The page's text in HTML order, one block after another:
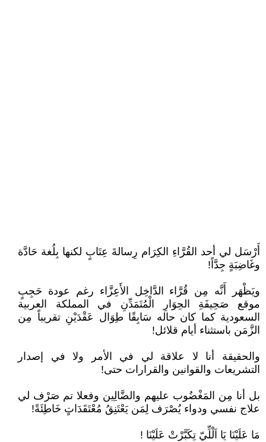
أَرْسَل لي أحد القُرَّاءِ الكِرَام رِسالةَ عِتَابٍ لكنها بِلُغة حَادَّة
وغَاضِبَةٍ جِدَّاً!
ويَظْهَر أَنَّه مِن قُرَّاء الدَّاخِل الأَعِزَّاء رغم عودة حَجِبٍ
موقع صَحِيفَةِ الحِوَارِ الْمُتَمَدِّنِ في المملكة العربية
السعودية كما كان حاله سَابِقًا طِوَال عَقْدَيْنِ تقريباً مِن
الزَّمَن باستثناء أيام قلائل!
والحقيقة أنا لا علاقة لي في الأمر ولا في إصدار
التشريعات والقوانين والقرارات حتى!
بل أنا مِن المَغْضُوب عليهم والضَّالِين وفعلا تم صَرْف لي
علاج نفسي ودواء يُصْرَف لِمَن يَعْتَنِقُ مُعْتَقَدَاتٍ خَاطِئَةً!
مَا عَلَيْنَا يَا اَلْلِّيّ تِكَبَّرْتْ عَلَيْنَا !